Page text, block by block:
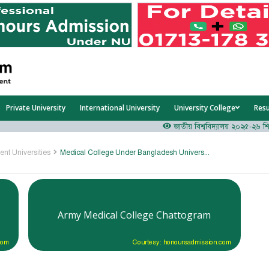
Private University International University University College
জাতীয় বিশ্ববিদ্যালয় ২০২৫-২৬
Universities Medical College Under Bangladesh University of Professionals
Army Medical College Chattogram
Courtesy: honoursadmission.com